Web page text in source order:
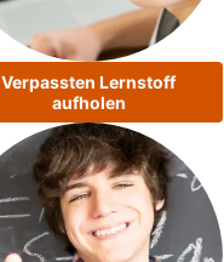
Verpassten Lernstoff
aufholen